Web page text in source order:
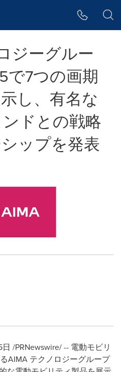
ジーグルー
で7つの画期
し、有名な
ドとの戦略
ップを発表
日 /PRNewswire/ -- 電動モビリ
AIMA テクノロジーグループ